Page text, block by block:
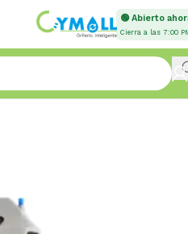
🟢 Abierto
Cierra a las 7:00